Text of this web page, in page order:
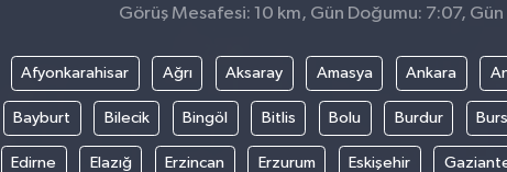
Görüş Mesafesi: 10 km, Gün Doğumu: 7:07, Gün
Afyonkarahisar Ağrı Aksaray Amasya Ankara
Bayburt Bilecik Bingöl Bitlis Bolu Burdur
Edirne Elazığ Erzincan Erzurum Eskişehir